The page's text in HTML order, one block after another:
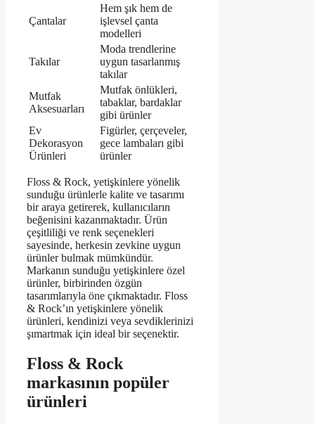
Çantalar
Hem şık hem de
işlevsel çanta
modelleri
Takılar
Moda trendlerine
uygun tasarlanmış
takılar
Mutfak
Aksesuarları
Mutfak önlükleri,
tabaklar, bardaklar
gibi ürünler
Ev
Dekorasyon
Ürünleri
Figürler, çerçeveler,
gece lambaları gibi
ürünler
Floss & Rock, yetişkinlere yönelik
sunduğu ürünlerle kalite ve tasarımı
bir araya getirerek, kullanıcıların
beğenisini kazanmaktadır. Ürün
çeşitliliği ve renk seçenekleri
sayesinde, herkesin zevkine uygun
ürünler bulmak mümkündür.
Markanın sunduğu yetişkinlere özel
ürünler, birbirinden özgün
tasarımlarıyla öne çıkmaktadır. Floss
& Rock’ın yetişkinlere yönelik
ürünleri, kendinizi veya sevdiklerinizi
şımartmak için ideal bir seçenektir.
Floss & Rock
markasının popüler
ürünleri